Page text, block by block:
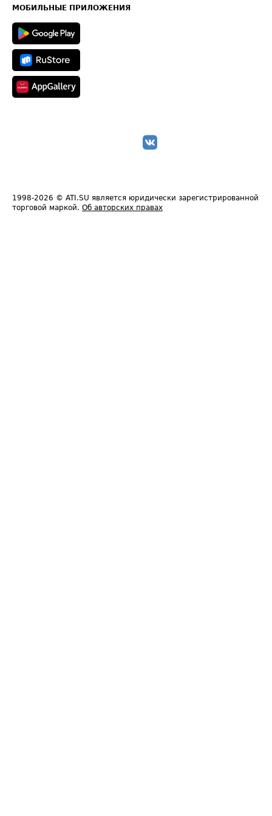
Техническая информация
МОБИЛЬНЫЕ ПРИЛОЖЕНИЯ
1998-2026 © ATI.SU является юридически зарегистрированной
торговой маркой. Об авторских правах